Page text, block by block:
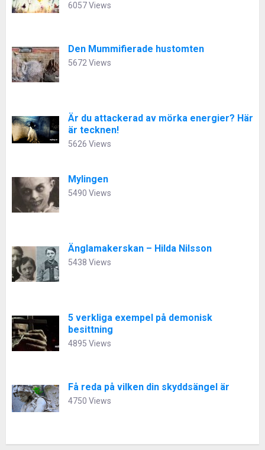
6057 Views
Den Mummifierade hustomten
5672 Views
Är du attackerad av mörka energier? Här
är tecknen!
5626 Views
Mylingen
5490 Views
Änglamakerskan – Hilda Nilsson
5438 Views
5 verkliga exempel på demonisk
besittning
4895 Views
Få reda på vilken din skyddsängel är
4750 Views